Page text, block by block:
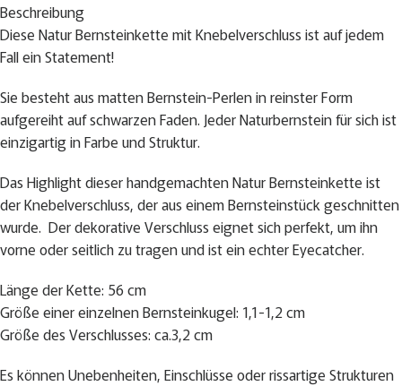
Beschreibung
Diese Natur Bernsteinkette mit Knebelverschluss ist auf jedem
Fall ein Statement!
Sie besteht aus matten Bernstein-Perlen in reinster Form
aufgereiht auf schwarzen Faden. Jeder Naturbernstein für sich ist
einzigartig in Farbe und Struktur.
Das Highlight dieser handgemachten Natur Bernsteinkette ist
der Knebelverschluss, der aus einem Bernsteinstück geschnitten
wurde. Der dekorative Verschluss eignet sich perfekt, um ihn
vorne oder seitlich zu tragen und ist ein echter Eyecatcher.
Länge der Kette: 56 cm
Größe einer einzelnen Bernsteinkugel: 1,1-1,2 cm
Größe des Verschlusses: ca.3,2 cm
Es können Unebenheiten, Einschlüsse oder rissartige Strukturen